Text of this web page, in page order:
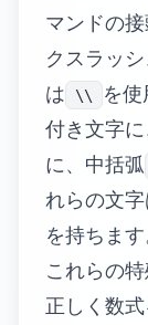
マンドの
クスラッ
は
\\ を
付き文字
に、中括弧
れらの文
を持ちます
これらの
正しく数